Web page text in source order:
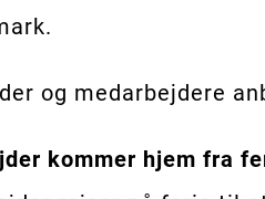
og medarbejdere
kommer hjem fra